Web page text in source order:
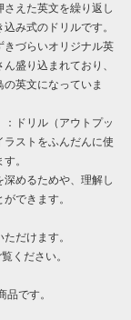
えた英文を繰り返し
み式のドリルです。
きづらいオリジナル英
盛り込まれており、
英文になっていま
ドリル（アウトプッ
ラストをふんだんに使
。
めるためや、理解し
できます。
だけます。
ください。
です。